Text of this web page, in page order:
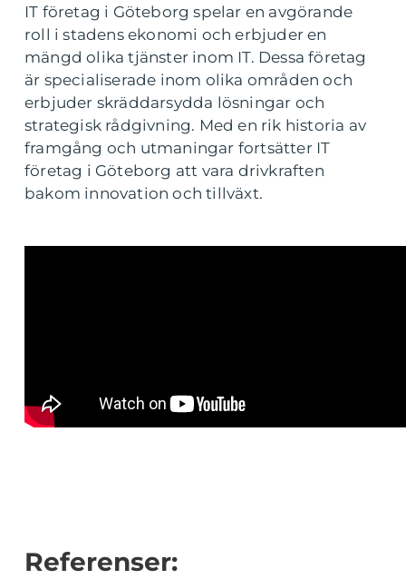
IT företag i Göteborg spelar en avgörande
roll i stadens ekonomi och erbjuder en
mängd olika tjänster inom IT. Dessa företag
är specialiserade inom olika områden och
erbjuder skräddarsydda lösningar och
strategisk rådgivning. Med en rik historia av
framgång och utmaningar fortsätter IT
företag i Göteborg att vara drivkraften
bakom innovation och tillväxt.
Referenser: